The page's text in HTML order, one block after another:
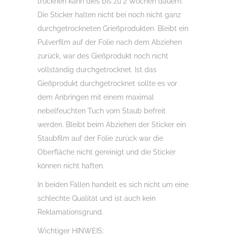
Die Sticker halten nicht bei noch nicht ganz
durchgetrockneten Grießprodukten. Bleibt ein
Pulverfilm auf der Folie nach dem Abziehen
zurück, war des Gießprodukt noch nicht
vollständig durchgetrocknet. Ist das
Gießprodukt durchgetrocknet sollte es vor
dem Anbringen mit einem maximal
nebelfeuchten Tuch vom Staub befreit
werden. Bleibt beim Abziehen der Sticker ein
Staubfilm auf der Folie zurück war die
Oberfläche nicht gereinigt und die Sticker
können nicht haften.
In beiden Fällen handelt es sich nicht um eine
schlechte Qualität und ist auch kein
Reklamationsgrund.
Wichtiger HINWEIS: